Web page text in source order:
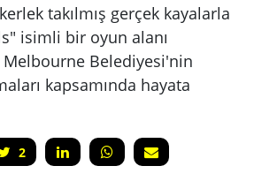
takılmış gerçek kayalarla
isimli bir oyun alanı
Melbourne Belediyesi'nin
kapsamında hayata
2